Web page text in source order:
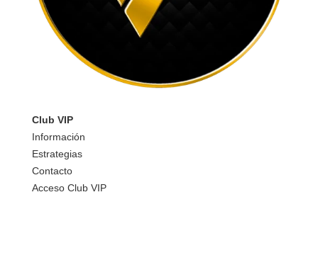
Club VIP
Información
Estrategias
Contacto
Acceso Club VIP